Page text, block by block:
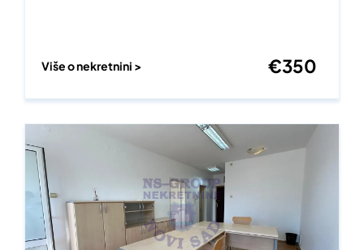
Više o nekretnini > €350